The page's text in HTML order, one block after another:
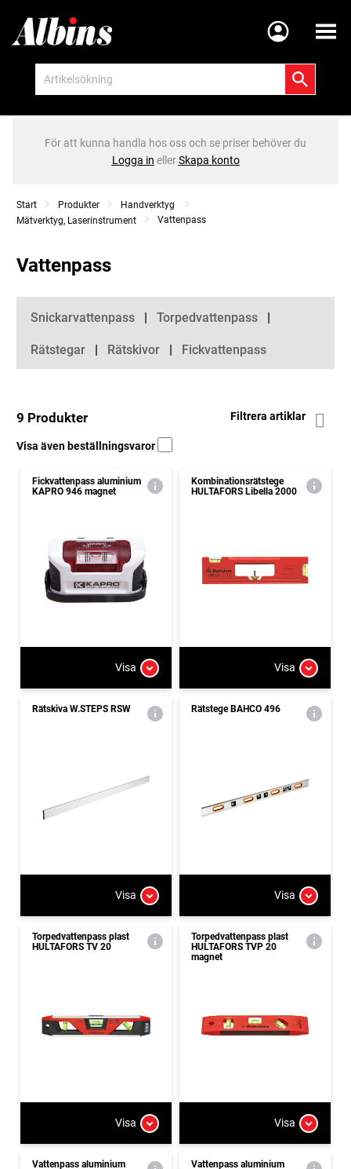
Meny
För att kunna handla hos oss och se priser behöver du
Logga in ellerSkapa konto
Start Produkter
Handverktyg
Mätverktyg, Laserinstrument
Vattenpass
Vattenpass
Kategorier
Snickarvattenpass Torpedvattenpass
Rätstegar Rätskivor Fickvattenpass
9 Produkter Filtrera artiklar
Visa även beställningsvaror
Fickvattenpass aluminium
KAPRO 946 magnet
Visa
Kombinationsrätstege
HULTAFORS Libella 2000
Visa
Rätskiva W.STEPS RSW
Visa
Rätstege BAHCO 496
Visa
Torpedvattenpass plast
HULTAFORS TV 20
Visa
Torpedvattenpass plast
HULTAFORS TVP 20
magnet
Visa
Vattenpass aluminium
Vattenpass aluminium